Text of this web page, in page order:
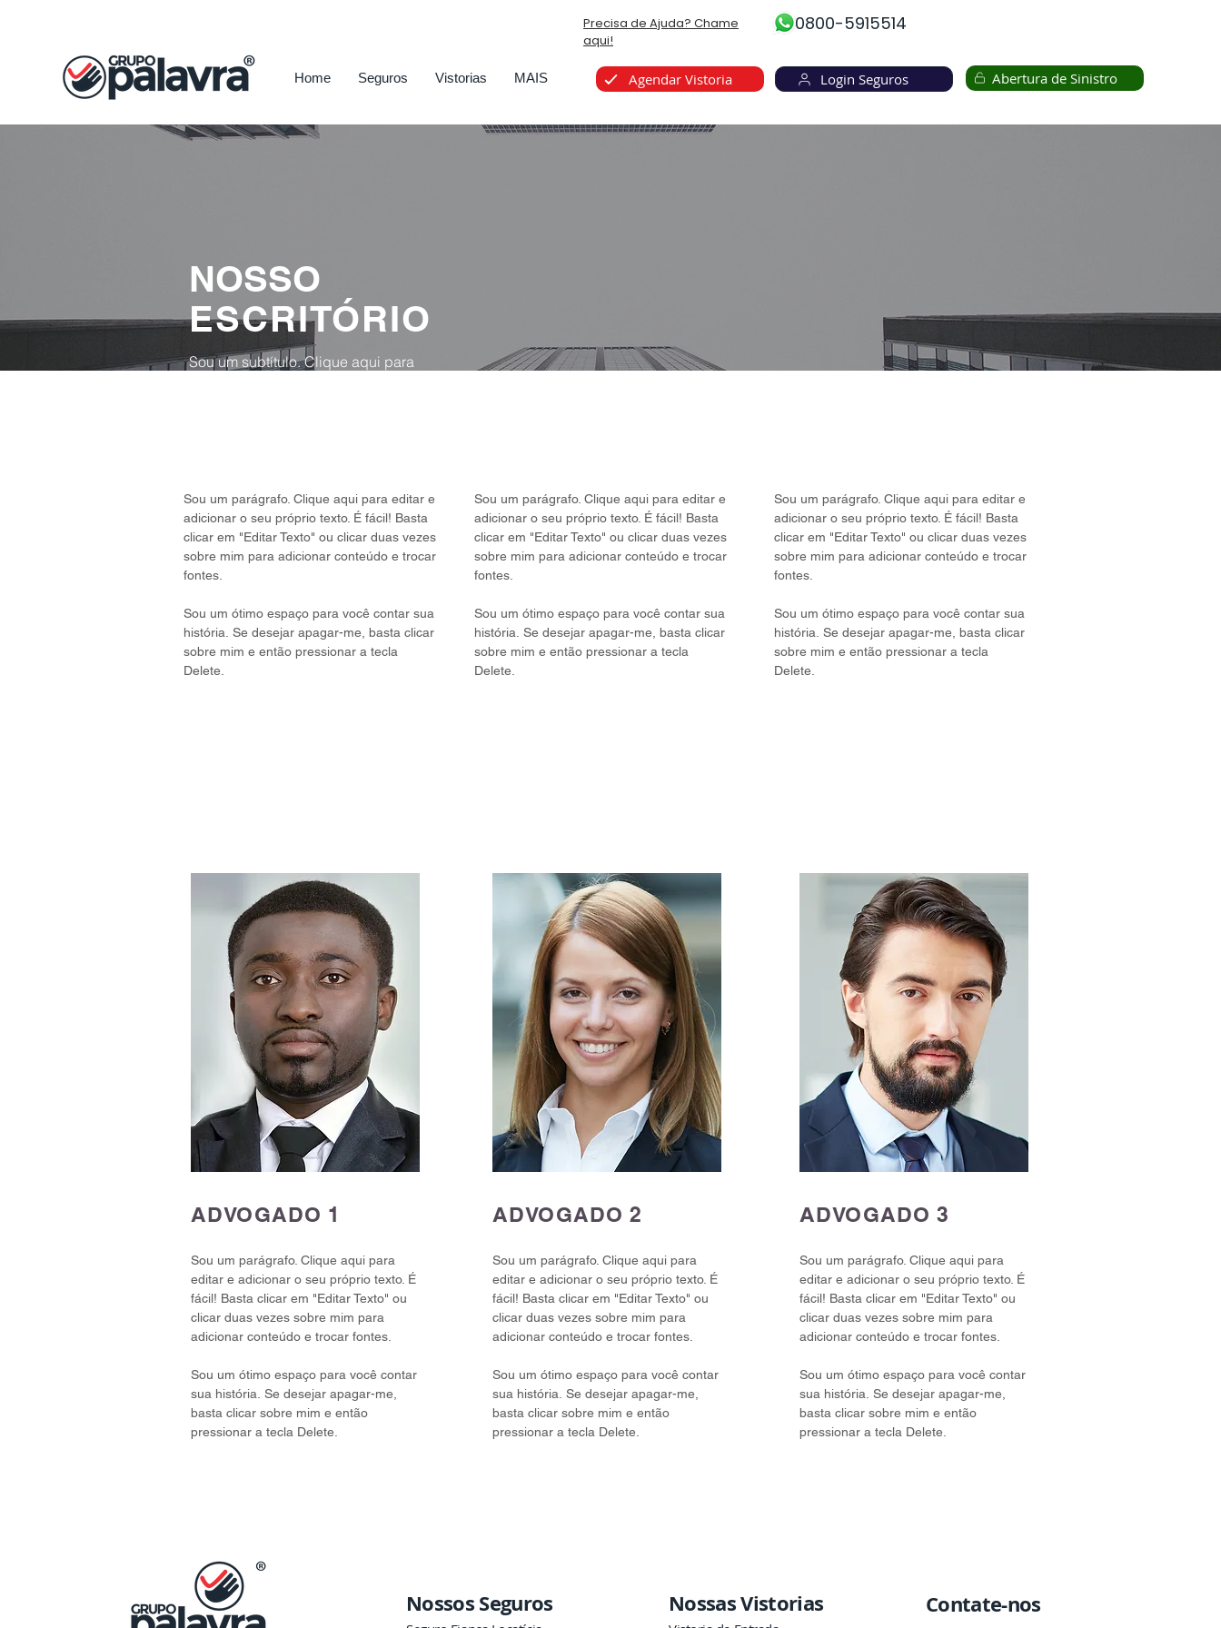
Precisa de Ajuda? Chame
aqui!
0800-5915514
Home Seguros Vistorias MAIS Agendar Vistoria Login Seguros Abertura de Sinistro
NOSSO
ESCRITÓRIO
Sou um subtítulo. Clique aqui para
Sou um parágrafo. Clique aqui para editar e
adicionar o seu próprio texto. É fácil! Basta
clicar em "Editar Texto" ou clicar duas vezes
sobre mim para adicionar conteúdo e trocar
fontes.
Sou um ótimo espaço para você contar sua
história. Se desejar apagar-me, basta clicar
sobre mim e então pressionar a tecla
Delete.
Sou um parágrafo. Clique aqui para editar e
adicionar o seu próprio texto. É fácil! Basta
clicar em "Editar Texto" ou clicar duas vezes
sobre mim para adicionar conteúdo e trocar
fontes.
Sou um ótimo espaço para você contar sua
história. Se desejar apagar-me, basta clicar
sobre mim e então pressionar a tecla
Delete.
Sou um parágrafo. Clique aqui para editar e
adicionar o seu próprio texto. É fácil! Basta
clicar em "Editar Texto" ou clicar duas vezes
sobre mim para adicionar conteúdo e trocar
fontes.
Sou um ótimo espaço para você contar sua
história. Se desejar apagar-me, basta clicar
sobre mim e então pressionar a tecla
Delete.
​​ADVOGADO 1
Sou um parágrafo. Clique aqui para
editar e adicionar o seu próprio texto. É
fácil! Basta clicar em "Editar Texto" ou
clicar duas vezes sobre mim para
adicionar conteúdo e trocar fontes.
Sou um ótimo espaço para você contar
sua história. Se desejar apagar-me,
basta clicar sobre mim e então
pressionar a tecla Delete.
​​ADVOGADO 2
Sou um parágrafo. Clique aqui para
editar e adicionar o seu próprio texto. É
fácil! Basta clicar em "Editar Texto" ou
clicar duas vezes sobre mim para
adicionar conteúdo e trocar fontes.
Sou um ótimo espaço para você contar
sua história. Se desejar apagar-me,
basta clicar sobre mim e então
pressionar a tecla Delete.
​​ADVOGADO 3
Sou um parágrafo. Clique aqui para
editar e adicionar o seu próprio texto. É
fácil! Basta clicar em "Editar Texto" ou
clicar duas vezes sobre mim para
adicionar conteúdo e trocar fontes.
Sou um ótimo espaço para você contar
sua história. Se desejar apagar-me,
basta clicar sobre mim e então
pressionar a tecla Delete.
Nossos Seguros Nossas Vistorias Contate-nos